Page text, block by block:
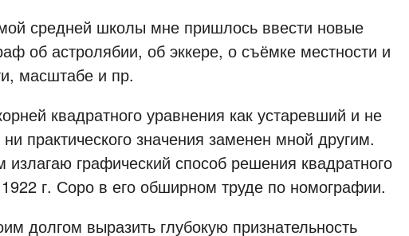
средней школы мне пришлось ввести новые
об астролябии, об эккере, о съёмке местности и
масштабе и пр.
квадратного уравнения как устаревший и не
практического значения заменен мной другим.
графический способ решения квадратного
г. Соро в его обширном труде по номографии.
долгом выразить глубокую признательность